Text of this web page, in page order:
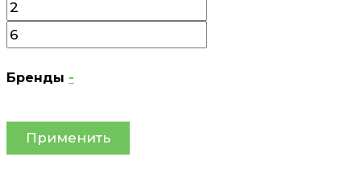
Бренды -
Применить